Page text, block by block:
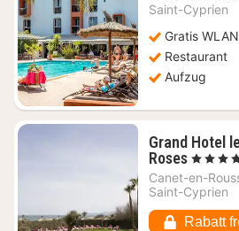
Saint-Cyprien
Gratis WLAN
Restaurant
Aufzug
Grand Hotel
Roses1
Nacht
ab
296,37
€
, 4 Sterne
Canet-en-
Saint-Cyprien
Rabatt